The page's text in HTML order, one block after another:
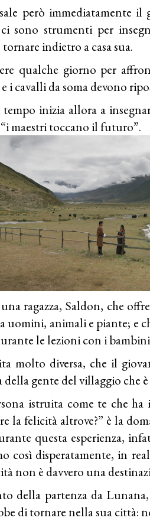
però immediatamente il
sono strumenti per
indietro a casa sua.
qualche giorno per
i cavalli da soma devono
tempo inizia allora a
maestri toccano il futuro”.
ragazza, Saldon, che
uomini, animali e piante; e
le lezioni con i
molto diversa, che il
della gente del villaggio che
istruita come te che
la felicità altrove?” è la
questa esperienza,
così disperatamente, in
non è davvero una
della partenza da
di tornare nella sua città: